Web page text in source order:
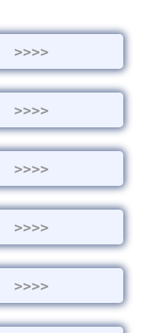
>>>>
>>>>
>>>>
>>>>
>>>>